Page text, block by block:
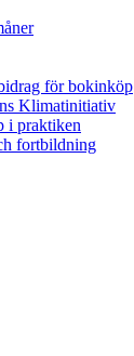
för bokinköp
Klimatinitiativ
i praktiken
fortbildning